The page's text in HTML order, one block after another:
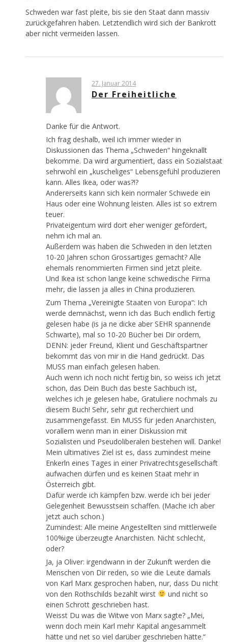
Schweden war fast pleite, bis sie den Staat dann massiv
zurückgefahren haben. Letztendlich wird sich der Bankrott
aber nicht vermeiden lassen.
27. Januar 2014
Der Freiheitliche
Danke für die Antwort.
Ich frag deshalb, weil ich immer wieder in
Diskussionen das Thema „Schweden“ hingeknallt
bekomme. Da wird argumentiert, dass ein Sozialstaat
sehrwohl ein „kuscheliges“ Lebensgefühl produzieren
kann. Alles Ikea, oder was?!?
Andererseits kann sich kein normaler Schwede ein
Haus oder eine Wohnung leisten. Alles ist so extrem
teuer.
Privateigentum wird dort eher weniger gefördert,
nehm ich mal an.
Außerdem was haben die Schweden in den letzten
10-20 Jahren schon Grossartiges gemacht? Alle
ehemals renommierten Firmen sind jetzt pleite.
Und Ikea ist schon lange keine schwedische Firma
mehr, die lassen ja alles in China produzieren.
Zum Thema „Vereinigte Staaten von Europa“: Ich
werde demnächst, wenn ich das Buch endlich fertig
gelesen habe (is ja ne dicke aber SEHR spannende
Schwarte), mal so 10-20 Bücher bei Dir ordern,
DENN: jeder Freund, Klient und Geschäftspartner
bekommt das von mir in die Hand gedrückt. Das
MUSS man einfach gelesen haben.
Auch wenn ich noch nicht fertig bin, so weiss ich jetzt
schon, das Dein Buch das beste Sachbuch ist,
welches ich je gelesen habe, Gratuliere nochmals zu
diesem Buch! Sehr, sehr gut recherchiert und
zusammengefasst. Ein MUSS für jeden Anarchisten,
vorallem wenn man in einer Diskussion mit
Sozialisten und Pseudoliberalen bestehen will. Danke!
Mein ultimatives Ziel ist es, dass zumindest meine
Enkerln eines Tages in einer Privatrechtsgesellschaft
aufwachen dürfen und es keinen Staat mehr in
Österreich gibt.
Dafür werde ich kämpfen bzw. werde ich bei jeder
Gelegenheit Bewusstsein schaffen. (Mache ich aber
jetzt auch schon.)
Zumindest: Alle meine Angestellten sind mittlerweile
100%ige überzeugte Anarchisten. Nicht schlecht,
oder?
Ja, ja Oliver: irgendwann in der Zukunft werden die
Menschen von Dir reden, so wie die Leute damals
von Karl Marx gesprochen haben, nur, dass Du nicht
von den Rothschilds bezahlt wirst
und nicht so
einen Schrott geschrieben hast.
Weisst Du was die Witwe von Marx sagte? „Mei,
wenn doch mein Karl mehr Kapital angesammelt
hätte und net so viel darüber geschrieben hätte.“